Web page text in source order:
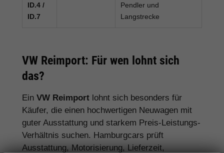
ID.4 /
ID.7
Pendler und
Langstrecke
VW Reimport: Für wen lohnt sich
das?
Ein VW Reimport lohnt sich besonders für
Käufer, die einen hochwertigen Neuwagen mit
guter Ausstattung und starkem Preis-Leistungs-
Verhältnis suchen. Hamburgcars prüft
Ausstattung, Motorisierung, Lieferzeit,